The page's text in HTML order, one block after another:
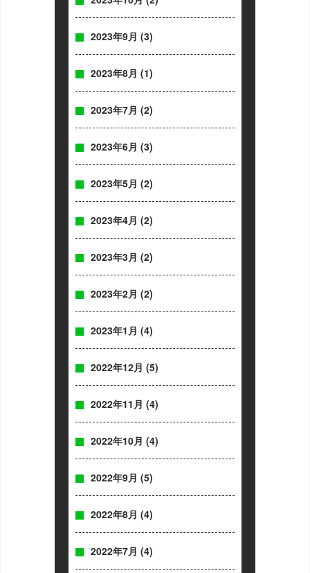
2023年9月 (3)
2023年8月 (1)
2023年7月 (2)
2023年6月 (3)
2023年5月 (2)
2023年4月 (2)
2023年3月 (2)
2023年2月 (2)
2023年1月 (4)
2022年12月 (5)
2022年11月 (4)
2022年10月 (4)
2022年9月 (5)
2022年8月 (4)
2022年7月 (4)